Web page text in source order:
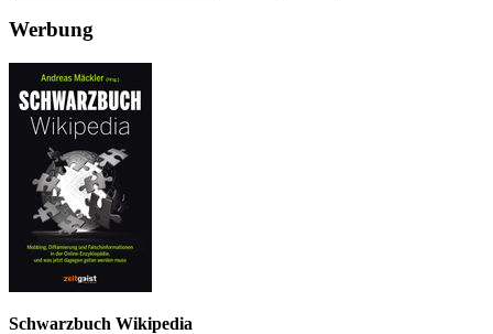
Werbung
Schwarzbuch Wikipedia